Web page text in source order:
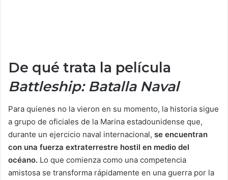
De qué trata la película
Battleship: Batalla Naval
Para quienes no la vieron en su momento, la historia sigue
a grupo de oficiales de la Marina estadounidense que,
durante un ejercicio naval internacional, se encuentran
con una fuerza extraterrestre hostil en medio del
océano. Lo que comienza como una competencia
amistosa se transforma rápidamente en una guerra por la